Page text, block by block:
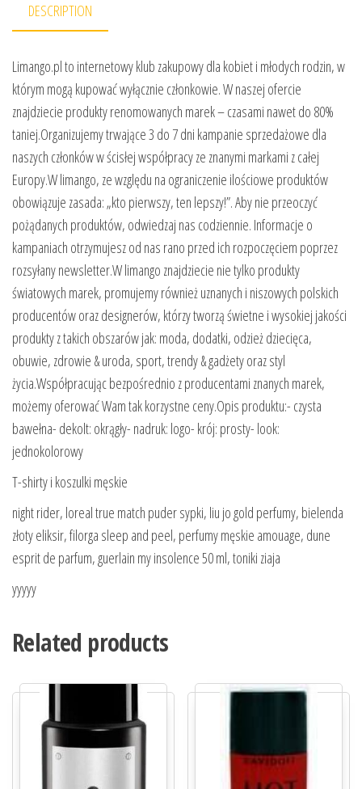
DESCRIPTION
Limango.pl to internetowy klub zakupowy dla kobiet i młodych rodzin, w
którym mogą kupować wyłącznie członkowie. W naszej ofercie
znajdziecie produkty renomowanych marek – czasami nawet do 80%
taniej.Organizujemy trwające 3 do 7 dni kampanie sprzedażowe dla
naszych członków w ścisłej współpracy ze znanymi markami z całej
Europy.W limango, ze względu na ograniczenie ilościowe produktów
obowiązuje zasada: „kto pierwszy, ten lepszy!”. Aby nie przeoczyć
pożądanych produktów, odwiedzaj nas codziennie. Informacje o
kampaniach otrzymujesz od nas rano przed ich rozpoczęciem poprzez
rozsyłany newsletter.W limango znajdziecie nie tylko produkty
światowych marek, promujemy również uznanych i niszowych polskich
producentów oraz designerów, którzy tworzą świetne i wysokiej jakości
produkty z takich obszarów jak: moda, dodatki, odzież dziecięca,
obuwie, zdrowie & uroda, sport, trendy & gadżety oraz styl
życia.Współpracując bezpośrednio z producentami znanych marek,
możemy oferować Wam tak korzystne ceny.Opis produktu:- czysta
bawełna- dekolt: okrągły- nadruk: logo- krój: prosty- look:
jednokolorowy
T-shirty i koszulki męskie
night rider, loreal true match puder sypki, liu jo gold perfumy, bielenda
złoty eliksir, filorga sleep and peel, perfumy męskie amouage, dune
esprit de parfum, guerlain my insolence 50 ml, toniki ziaja
yyyyy
Related products